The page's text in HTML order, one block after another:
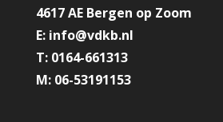
4617 AE Bergen op Zoom
E: info@vdkb.nl
T: 0164-661313
M: 06-53191153